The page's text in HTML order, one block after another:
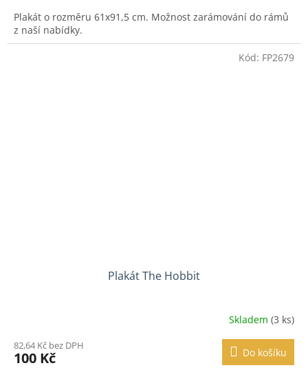
Plakát o rozměru 61x91,5 cm. Možnost zarámování do rámů
z naší nabídky.
Plakát The Hobbit
Skladem (3 ks)
82,64 Kč bez DPH
100 Kč Do košíku
Kód: FP2679